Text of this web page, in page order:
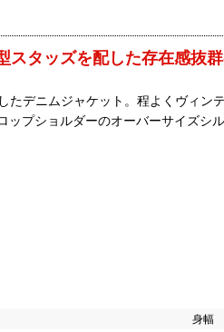
タッズを配した存在感抜群
デニムジャケット。程よくヴィ
プショルダーのオーバーサイズ
身幅